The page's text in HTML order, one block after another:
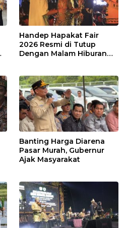
Handep Hapakat Fair
2026 Resmi di Tutup
Dengan Malam Hiburan
Banting Harga Diarena
Pasar Murah, Gubernur
Ajak Masyarakat